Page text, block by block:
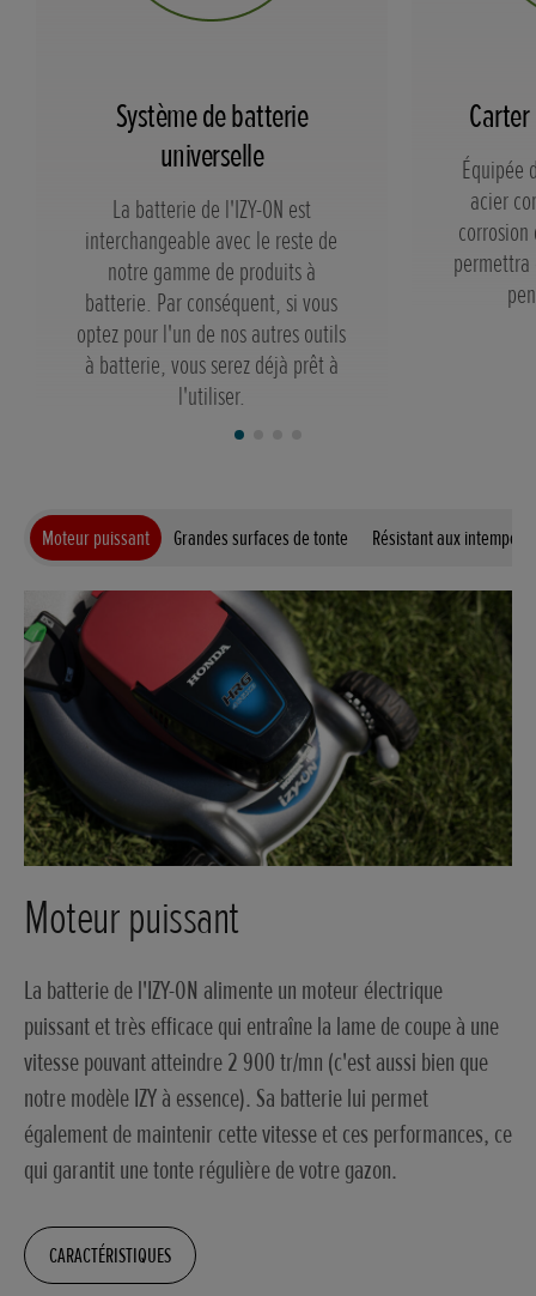
Système de batterie
universelle
La batterie de l'IZY-ON est
interchangeable avec le reste de
notre gamme de produits à
batterie. Par conséquent, si vous
optez pour l'un de nos autres outils
à batterie, vous serez déjà prêt à
l'utiliser.
Équipée
acier
corrosion
Moteur puissant Grandes surfaces de tonte Résistant aux
Moteur puissant
La batterie de l'IZY-ON alimente un moteur électrique
puissant et très efficace qui entraîne la lame de coupe à une
vitesse pouvant atteindre 2 900 tr/mn (c'est aussi bien que
notre modèle IZY à essence). Sa batterie lui permet
également de maintenir cette vitesse et ces performances, ce
qui garantit une tonte régulière de votre gazon.
CARACTÉRISTIQUES